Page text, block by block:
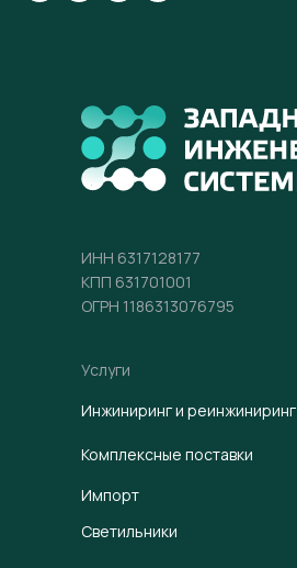
ИНН 6317128177
КПП 631701001
ОГРН 1186313076795
Услуги
Инжиниринг и реинжиниринг
Комплексные поставки
Импорт
Светильники